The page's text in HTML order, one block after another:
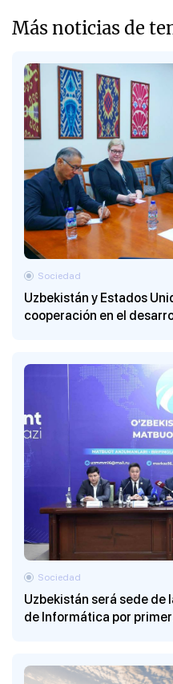
Más noticias de
Uzbekistán y Estados
cooperación en el
Sociedad
Uzbekistán será sede
de Informática por
Sociedad